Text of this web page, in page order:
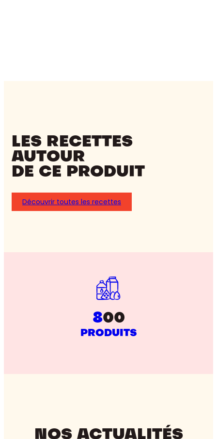
LES RECETTES
AUTOUR
DE CE PRODUIT
Découvrir toutes les recettes
800
PRODUITS
NOS ACTUALITÉS